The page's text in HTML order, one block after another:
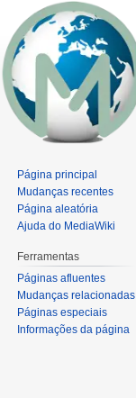
Página principal
Mudanças recentes
Página aleatória
Ajuda do MediaWiki
Ferramentas
Páginas afluentes
Mudanças relacionadas
Páginas especiais
Informações da página